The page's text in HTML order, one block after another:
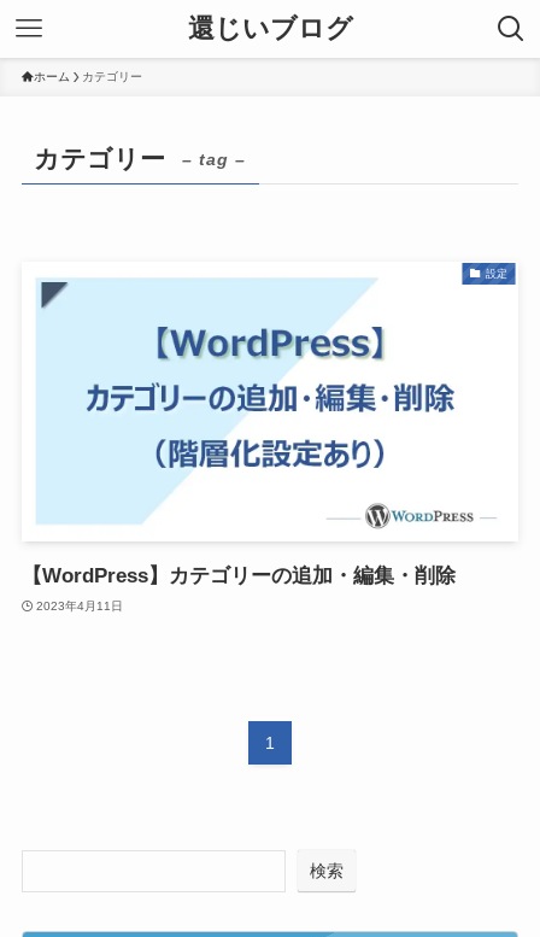
還じいブログ
ホーム カテゴリー
カテゴリー – tag –
設定
【WordPress】カテゴリーの追加・編集・削除
2023年4月11日
1
検索